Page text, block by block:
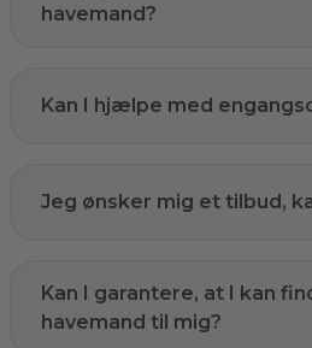
havemand?
Kan I hjælpe med
Jeg ønsker mig et tilbud,
Kan I garantere, at I kan
havemand til mig?